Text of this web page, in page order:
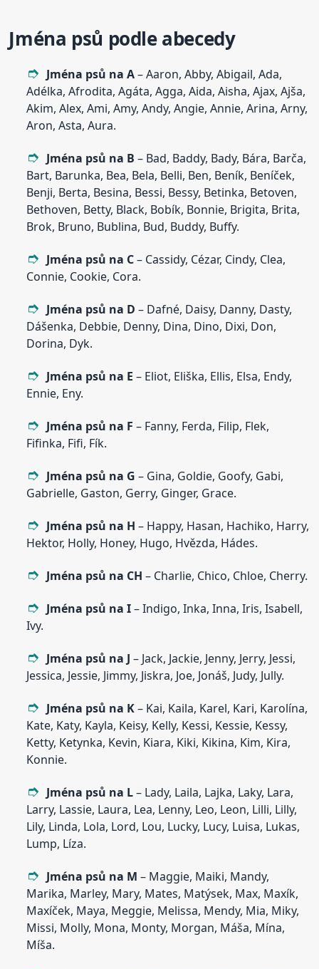
Jména psů podle abecedy
Jména psů na A– Aaron, Abby, Abigail, Ada,
Adélka, Afrodita, Agáta, Agga, Aida, Aisha, Ajax, Ajša,
Akim, Alex, Ami, Amy, Andy, Angie, Annie, Arina, Arny,
Aron, Asta, Aura.
Jména psů na B – Bad, Baddy, Bady, Bára, Barča,
Bart, Barunka, Bea, Bela, Belli, Ben, Beník, Beníček,
Benji, Berta, Besina, Bessi, Bessy, Betinka, Betoven,
Bethoven, Betty, Black, Bobík, Bonnie, Brigita, Brita,
Brok, Bruno, Bublina, Bud, Buddy, Buffy.
Jména psů na C– Cassidy, Cézar, Cindy, Clea,
Connie, Cookie, Cora.
Jména psů na D – Dafné, Daisy, Danny, Dasty,
Dášenka, Debbie, Denny, Dina, Dino, Dixi, Don,
Dorina, Dyk.
Jména psů na E – Eliot, Eliška, Ellis, Elsa, Endy,
Ennie, Eny.
Jména psů na F – Fanny, Ferda, Filip, Flek,
Fifinka, Fifi, Fík.
Jména psů na G – Gina, Goldie, Goofy, Gabi,
Gabrielle, Gaston, Gerry, Ginger, Grace.
Jména psů na H – Happy, Hasan, Hachiko, Harry,
Hektor, Holly, Honey, Hugo, Hvězda, Hádes.
Jména psů na CH – Charlie, Chico, Chloe, Cherry.
Jména psů na I– Indigo, Inka, Inna, Iris, Isabell,
Ivy.
Jména psů na J – Jack, Jackie, Jenny, Jerry, Jessi,
Jessica, Jessie, Jimmy, Jiskra, Joe, Jonáš, Judy, Jully.
Jména psů na K– Kai, Kaila, Karel, Kari, Karolína,
Kate, Katy, Kayla, Keisy, Kelly, Kessi, Kessie, Kessy,
Ketty, Ketynka, Kevin, Kiara, Kiki, Kikina, Kim, Kira,
Konnie.
Jména psů na L– Lady, Laila, Lajka, Laky, Lara,
Larry, Lassie, Laura, Lea, Lenny, Leo, Leon, Lilli, Lilly,
Lily, Linda, Lola, Lord, Lou, Lucky, Lucy, Luisa, Lukas,
Lump, Líza.
Jména psů na M – Maggie, Maiki, Mandy,
Marika, Marley, Mary, Mates, Matýsek, Max, Maxík,
Maxíček, Maya, Meggie, Melissa, Mendy, Mia, Miky,
Missi, Molly, Mona, Monty, Morgan, Máša, Mína,
Míša.